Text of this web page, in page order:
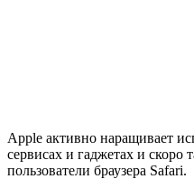
Apple активно наращивает
сервисах и гаджетах и
пользователи браузера Safari.